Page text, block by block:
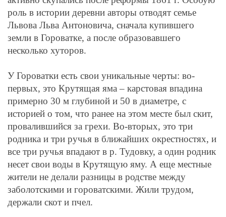
роль в истории деревни авторы отводят семье
Львова Льва Антоновича, сначала купившего
земли в Гороватке, а после образовавшего
несколько хуторов.
У Гороватки есть свои уникальные черты: во-
первых, это Крутящая яма – карстовая впадина
примерно 30 м глубиной и 50 в диаметре, с
историей о том, что ранее на этом месте был скит,
провалившийся за грехи. Во-вторых, это три
родника и три ручья в ближайших окрестностях, и
все три ручья впадают в р. Тудовку, а один родник
несет свои воды в Крутящую яму. А еще местные
жители не делали разницы в родстве между
заболотскими и гороватскими. Жили трудом,
держали скот и пчел.